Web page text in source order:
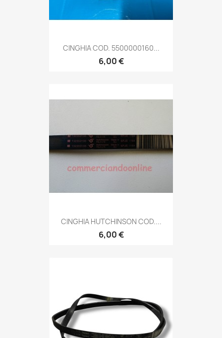
CINGHIA COD. 5500000160...
6,00 €
CINGHIA HUTCHINSON COD....
6,00 €